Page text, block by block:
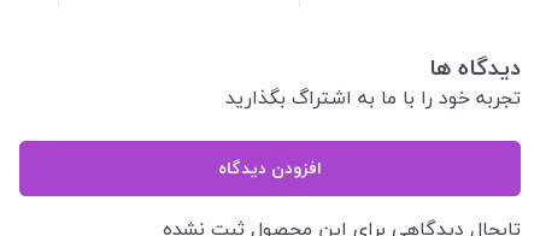
دیدگاه ها
تجربه خود را با ما به اشتراگ بگذارید
افزودن دیدگاه
تابحال دیدگاهی برای این محصول ثبت نشده